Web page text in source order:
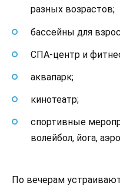
разных возрастов;
бассейны для
СПА-центр и
аквапарк;
кинотеатр;
спортивные
волейбол, йога,
По вечерам